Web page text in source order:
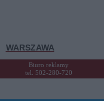
WARSZAWA
Biuro reklamy
tel. 502-280-720